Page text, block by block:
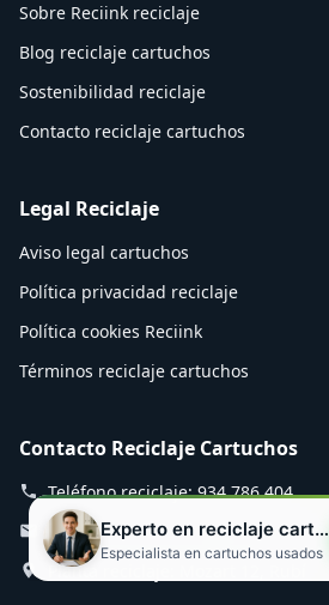
Experto en reciclaje cartuchos
Especialista en cartuchos usados
Sobre Reciink reciclaje
Blog reciclaje cartuchos
Sostenibilidad reciclaje
Contacto reciclaje cartuchos
Legal Reciclaje
Aviso legal cartuchos
Política privacidad reciclaje
Política cookies Reciink
Términos reciclaje cartuchos
Contacto Reciclaje Cartuchos
Teléfono reciclaje: 934 786 404
Email cartuchos: info@reciink.com
Planta reciclaje: Mozart 12, Rubí